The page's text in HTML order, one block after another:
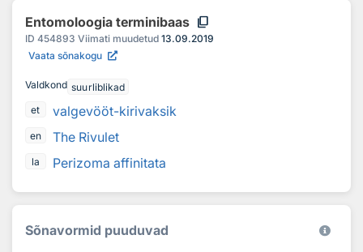
Entomoloogia terminibaas content_copy
ID 454893 Viimati muudetud 13.09.2019
Vaata sõnakogu
Valdkond suurliblikad
et
valgevööt-kirivaksik
en The Rivulet
la Perizoma affinitata
Sõnavormid puuduvad